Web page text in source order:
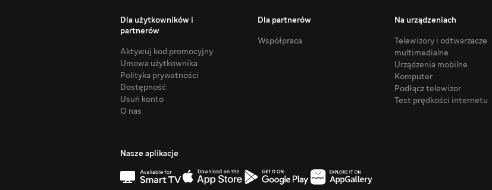
Dla użytkowników i
partnerów
Aktywuj kod promocyjny
Umowa użytkownika
Polityka prywatności
Dostępność
Usuń konto
O nas
Dla partnerów
Współpraca
Na urządzeniach
Telewizory i odtwarzacze
multimedialne
Urządzenia mobilne
Komputer
Podłącz telewizor
Test prędkości internetu
Nasze aplikacje